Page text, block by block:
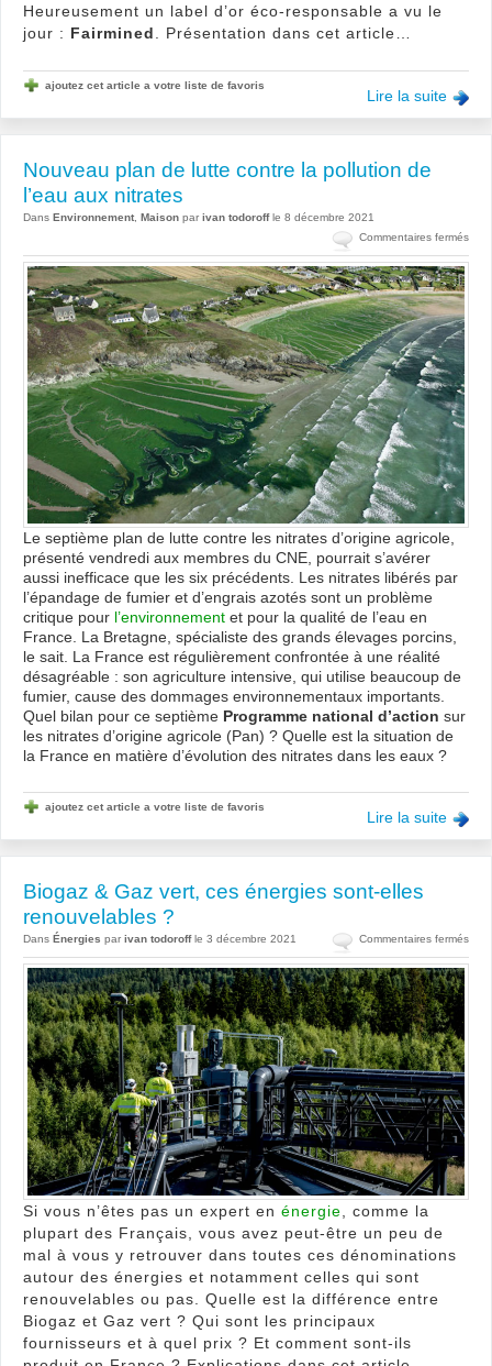
Heureusement un label d’or éco-responsable a vu le
jour : Fairmined . Présentation dans cet article…
Lire la suite
ajoutez cet article a votre liste de favoris
Nouveau plan de lutte contre la pollution de
l’eau aux nitrates
Dans Environnement Maison par ivan todoroffle 8 décembre 2021
Commentaires ferméssur
Le septième plan de lutte contre les nitrates d’origine agricole,
présenté vendredi aux membres du CNE, pourrait s’avérer
aussi inefficace que les six précédents. Les nitrates libérés par
l’épandage de fumier et d’engrais azotés sont un problème
critique pour l’environnement et pour la qualité de l’eau en
France. La Bretagne, spécialiste des grands élevages porcins,
le sait. La France est régulièrement confrontée à une réalité
désagréable : son agriculture intensive, qui utilise beaucoup de
fumier, cause des dommages environnementaux importants.
Quel bilan pour ce septième Programme national d’action sur
les nitrates d’origine agricole (Pan) ? Quelle est la situation de
la France en matière d’évolution des nitrates dans les eaux ?
Lire la suite
ajoutez cet article a votre liste de favoris
Biogaz & Gaz vert, ces énergies sont-elles
renouvelables ?
Dans Énergies par ivan todoroffle 3 décembre 2021 Commentaires ferméssur
Si vous n’êtes pas un expert en énergie , comme la
plupart des Français, vous avez peut-être un peu de
mal à vous y retrouver dans toutes ces dénominations
autour des énergies et notamment celles qui sont
renouvelables ou pas. Quelle est la différence entre
Biogaz et Gaz vert ? Qui sont les principaux
fournisseurs et à quel prix ? Et comment sont-ils